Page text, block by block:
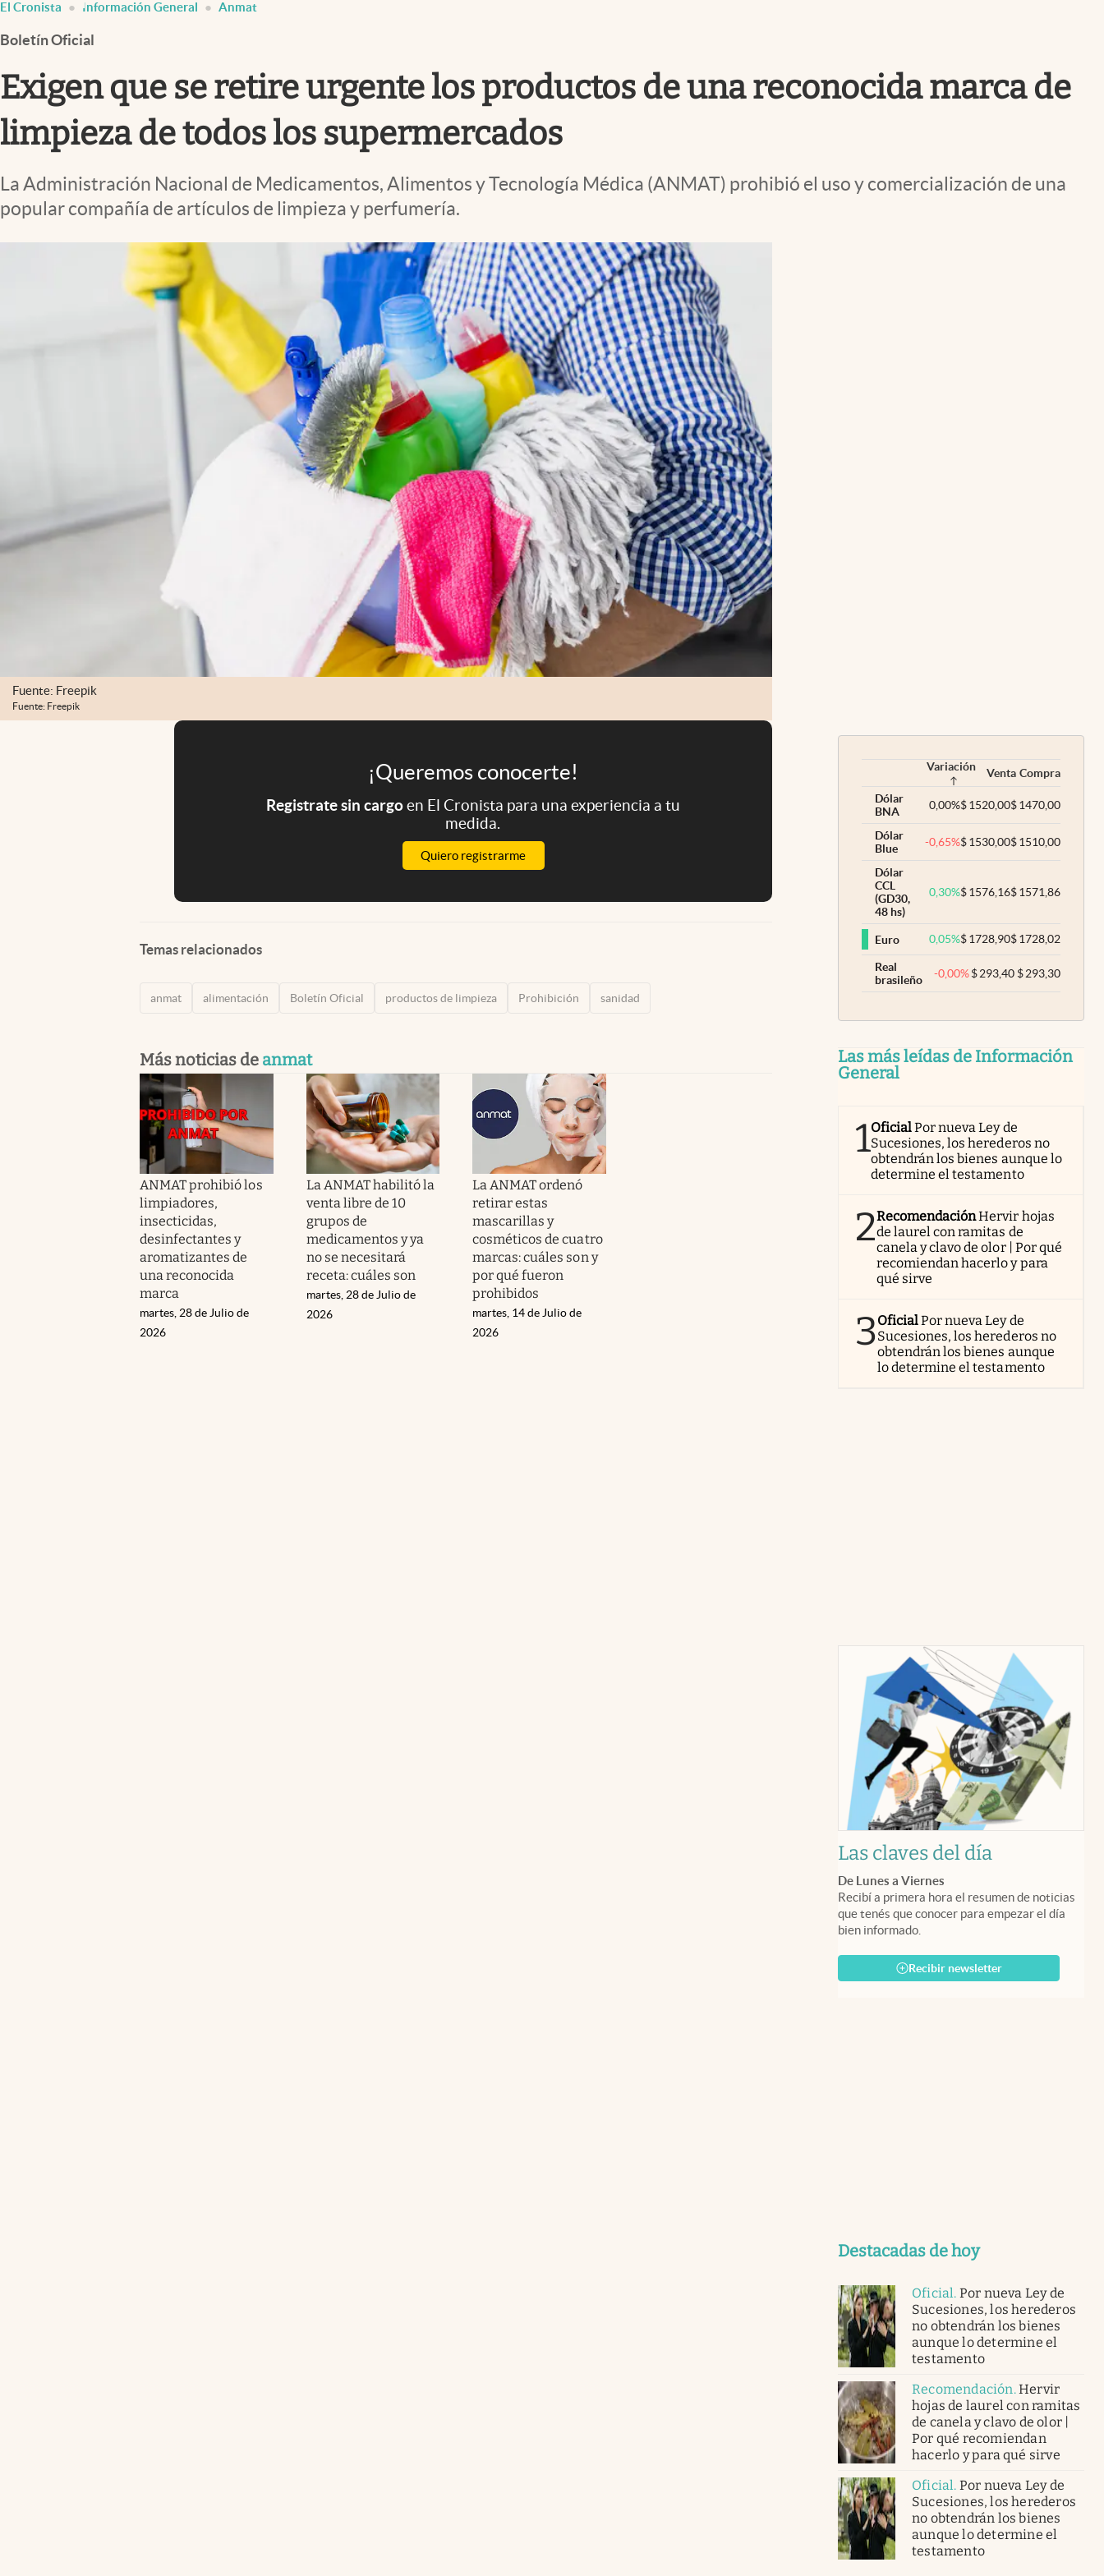
Infotechnology
Clase
Clima
Mundial 2026
Eventos Corporativos
El Cronista Información General Anmat
Boletín Oficial
Exigen que se retire urgente los productos de una reconocida marca de
limpieza de todos los supermercados
La Administración Nacional de Medicamentos, Alimentos y Tecnología Médica (ANMAT) prohibió el uso y comercialización de una
popular compañía de artículos de limpieza y perfumería.
Fuente: Freepik
Fuente: Freepik
¡Queremos conocerte!
Registrate sin cargoen El Cronista para una experiencia a tu
medida.
Quiero registrarme
Temas relacionados
anmat alimentación Boletín Oficial productos de limpieza Prohibición sanidad
Más noticias de anmat
ANMAT prohibió los
limpiadores,
insecticidas,
desinfectantes y
aromatizantes de
una reconocida
marca
martes, 28 de Julio de
2026
La ANMAT habilitó la
venta libre de 10
grupos de
medicamentos y ya
no se necesitará
receta: cuáles son
martes, 28 de Julio de
2026
La ANMAT ordenó
retirar estas
mascarillas y
cosméticos de cuatro
marcas: cuáles son y
por qué fueron
prohibidos
martes, 14 de Julio de
2026
Variación Venta Compra
Dólar
BNA
0,00%$1520,00$1470,00
Dólar
Blue
-0,65%$1530,00$1510,00
Dólar
CCL
(GD30,
48 hs)
0,30%$1576,16$1571,86
Euro 0,05%$1728,90$1728,02
Real
brasileño
-0,00% $293,40 $293,30
Las más leídas de Información
General
1OficialPor nueva Ley de
Sucesiones, los herederos no
obtendrán los bienes aunque lo
determine el testamento
2RecomendaciónHervir hojas
de laurel con ramitas de
canela y clavo de olor | Por qué
recomiendan hacerlo y para
qué sirve
3OficialPor nueva Ley de
Sucesiones, los herederos no
obtendrán los bienes aunque
lo determine el testamento
Las claves del día
De Lunes a Viernes
Recibí a primera hora el resumen de noticias
que tenés que conocer para empezar el día
bien informado.
Recibir newsletter
Destacadas de hoy
Oficial. Por nueva Ley de
Sucesiones, los herederos
no obtendrán los bienes
aunque lo determine el
testamento
Recomendación.Hervir
hojas de laurel con ramitas
de canela y clavo de olor |
Por qué recomiendan
hacerlo y para qué sirve
Oficial. Por nueva Ley de
Sucesiones, los herederos
no obtendrán los bienes
aunque lo determine el
testamento